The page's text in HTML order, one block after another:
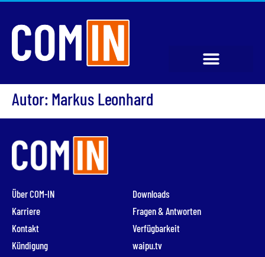
Autor: Markus Leonhard
Über COM-IN
Karriere
Kontakt
Kündigung
Downloads
Fragen & Antworten
Verfügbarkeit
waipu.tv